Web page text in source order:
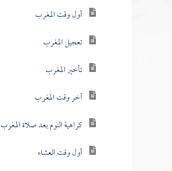
أول وقت المغرب
تعجيل المغرب
تأخير المغرب
آخر وقت المغرب
كراهية النوم بعد صلاة المغرب
أول وقت العشاء